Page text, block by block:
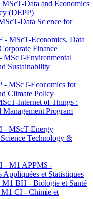
Data and Economics
(DEPP)
Data Science for
- MScT-Economics, Data
Finance
MScT-Environmental
Sustainability
- MScT-Economics for
Climate Policy
Internet of Things :
Management Program
- MScT-Energy
Technology &
- M1 APPMS -
Appliquées et Statistiques
BH - Biologie et Santé
CI - Chimie et